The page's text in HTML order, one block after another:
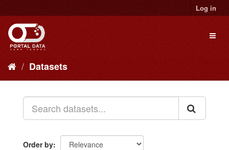
to
content
Log in
Datasets
Order by